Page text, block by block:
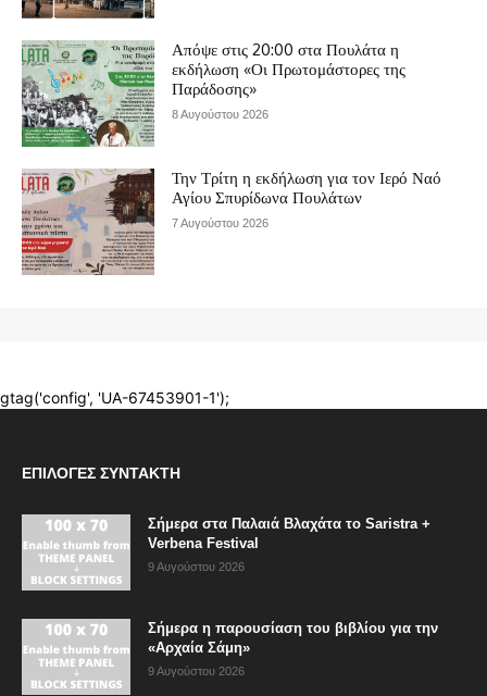
ΕΠΙΛΟΓΈΣ ΣΥΝΤΆΚΤΗ
Σήμερα στα Παλαιά Βλαχάτα το Saristra +
Verbena Festival
9 Αυγούστου 2026
Σήμερα η παρουσίαση του βιβλίου για την
«Αρχαία Σάμη»
9 Αυγούστου 2026